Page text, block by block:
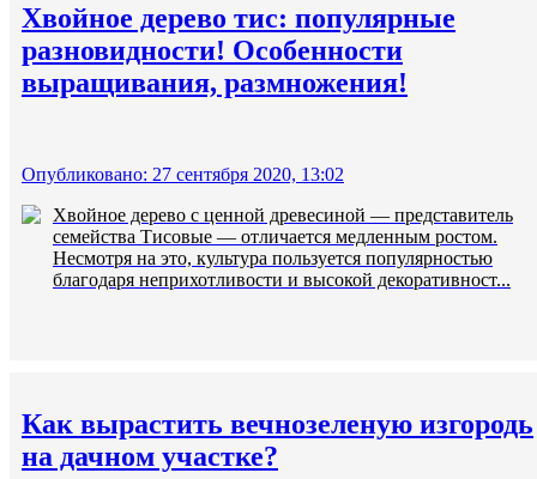
Хвойное дерево тис: популярные
разновидности! Особенности
выращивания, размножения!
Опубликовано: 27 сентября 2020, 13:02
Хвойное дерево с ценной древесиной — представитель
семейства Тисовые — отличается медленным ростом.
Несмотря на это, культура пользуется популярностью
благодаря неприхотливости и высокой декоративност...
Как вырастить вечнозеленую изгородь
на дачном участке?